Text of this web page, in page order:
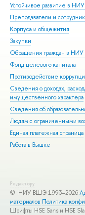
Устойчивое развитие в
Преподаватели и
Корпуса и общежития
Закупки
Обращения граждан в
Фонд целевого капитала
Противодействие
Сведения о доходах,
имущественного характера
Сведения об
Людям с ограниченными
Единая платежная страница
Работа в Вышке
Редактору
© НИУ ВШЭ 1993–2026
материалов Политика
Шрифты HSE Sans и HSE